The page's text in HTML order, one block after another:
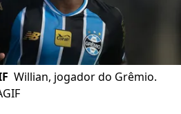
Willian, jogador do Grêmio.